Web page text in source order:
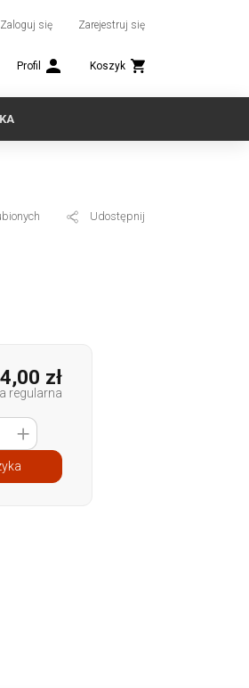
Zaloguj się Zarejestruj się
Profil Koszyk
Udostępnij
zł
regularna